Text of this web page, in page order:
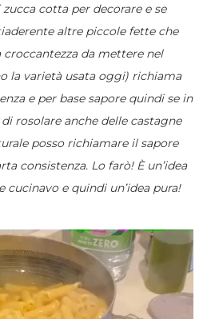
cotta per decorare e se
altre piccole fette che
croccantezza da mettere nel
la varietà usata oggi) richiama
e per base sapore quindi se in
rosolare anche delle castagne
posso richiamare il sapore
consistenza. Lo farò! È un’idea
e quindi un’idea pura!